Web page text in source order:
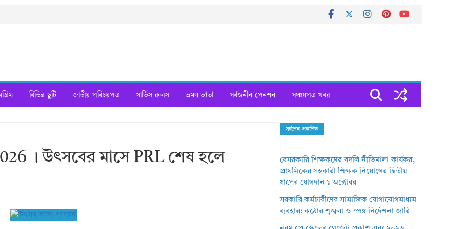
বিভিন্ন ছুটি জাতীয় পরিচয়পত্র সার্ভিস রুলস ভ্রমণ ভাতা সর্বজনীন পেনশন সঞ্চয়পত্র খবর
। উৎসবের মাসে PRL শেষ হলে
সর্বশেষ প্রকাশিত
বেসরকারি শিক্ষকদের বদলি নীতিমালা কার্যকর,
প্রাথমিকের সহকারী শিক্ষক নিয়োগের দ্বিতীয়
ধাপের যোগদান ১ অক্টোবর
সরকারি কর্মচারীদের সামাজিক যোগাযোগমাধ্যম
ব্যবহার: কঠোর শৃঙ্খলা ও স্পষ্ট নির্দেশনা জারি